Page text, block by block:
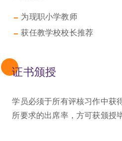
为现职小学教师
获任教学校校长推荐
证书颁授
学员必须于所有评核习作中获
所要求的出席率，方可获颁授